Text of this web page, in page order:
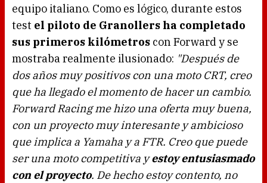
equipo italiano. Como es lógico, durante estos
test el piloto de Granollers ha completado
sus primeros kilómetros con Forward y se
mostraba realmente ilusionado: "Después de
dos años muy positivos con una moto CRT, creo
que ha llegado el momento de hacer un cambio.
Forward Racing me hizo una oferta muy buena,
con un proyecto muy interesante y ambicioso
que implica a Yamaha y a FTR. Creo que puede
ser una moto competitiva yestoy entusiasmado
con el proyecto. De hecho estoy contento, no